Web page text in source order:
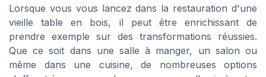
Lorsque vous vous lancez dans la restauration d'une
vieille table en bois, il peut être enrichissant de
prendre exemple sur des transformations réussies.
Que ce soit dans une salle à manger, un salon ou
même dans une cuisine, de nombreuses options